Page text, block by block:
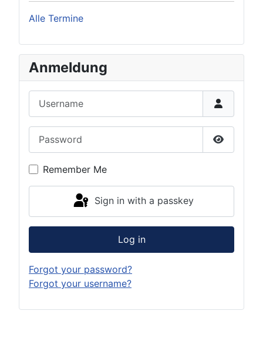
Alle Termine
Anmeldung
Show
Remember Me
Sign in with a passkey
Log in
Forgot your password?
Forgot your username?